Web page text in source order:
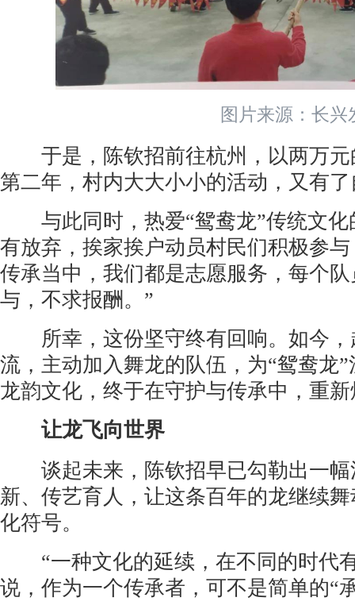
图片来源：长兴
于是，陈钦招前往杭州，以两万元
第二年，村内大大小小的活动，又有
与此同时，热爱“鸳鸯龙”传统文化
有放弃，挨家挨户动员村民们积极参
传承当中，我们都是志愿服务，每个
与，不求报酬。”
所幸，这份坚守终有回响。如今，
流，主动加入舞龙的队伍，为“鸳鸯龙
龙韵文化，终于在守护与传承中，重
让龙飞向世界
谈起未来，陈钦招早已勾勒出一
新、传艺育人，让这条百年的龙继续
化符号。
“一种文化的延续，在不同的时代
说，作为一个传承者，可不是简单的“